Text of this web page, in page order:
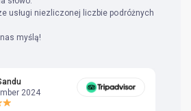
usługi niezliczonej liczbie podróżnych
myślą!
2024